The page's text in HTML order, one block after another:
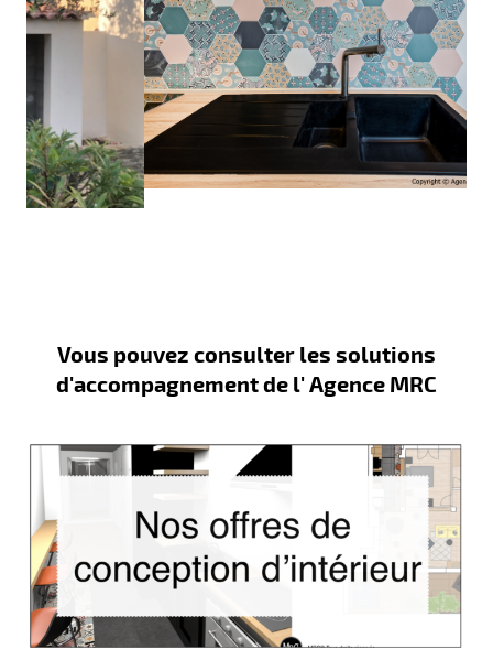
Vous pouvez consulter les solutions
d'accompagnement de l' Agence MRC